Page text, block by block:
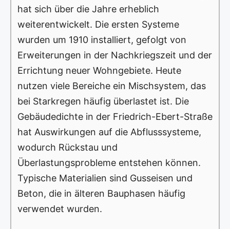
hat sich über die Jahre erheblich
weiterentwickelt. Die ersten Systeme
wurden um 1910 installiert, gefolgt von
Erweiterungen in der Nachkriegszeit und der
Errichtung neuer Wohngebiete. Heute
nutzen viele Bereiche ein Mischsystem, das
bei Starkregen häufig überlastet ist. Die
Gebäudedichte in der Friedrich-Ebert-Straße
hat Auswirkungen auf die Abflusssysteme,
wodurch Rückstau und
Überlastungsprobleme entstehen können.
Typische Materialien sind Gusseisen und
Beton, die in älteren Bauphasen häufig
verwendet wurden.